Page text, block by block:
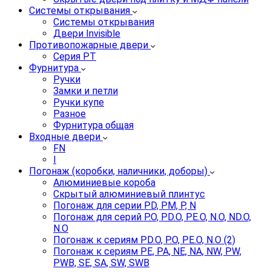
Системы открывания
Системы открывания
Двери Invisible
Противопожарные двери
Серия PT
Фурнитура
Ручки
Замки и петли
Ручки купе
Разное
Фурнитура общая
Входные двери
FN
I
Погонаж (коробки, наличники, доборы)
Алюминиевые короба
Скрытый алюминиевый плинтус
Погонаж для серии PD, PM, P, N
Погонаж для серий P.O, PD.O, PE.O, N.O, ND.O,
N.O
Погонаж к сериям PD.O, P.O, PE.O, N.O (2)
Погонаж к сериям PE, PA, NE, NA, NW, PW,
PWB, SE, SA, SW, SWB